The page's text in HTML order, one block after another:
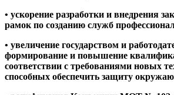
• ускорение разработки и внедрения
рамок по созданию служб
• увеличение государством и
формирование и повышение
соответствии с требо­ваниями новых
способных обеспе­чить защиту